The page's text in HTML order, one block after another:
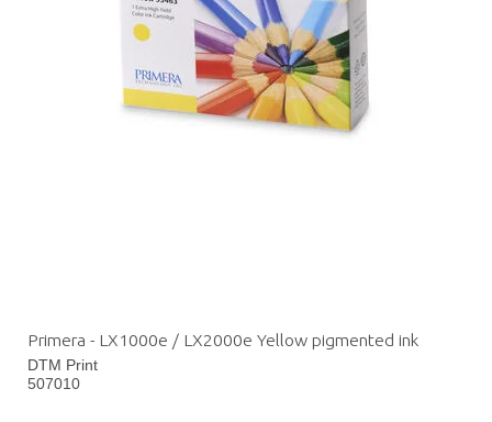
Primera - LX1000e / LX2000e Yellow pigmented ink
DTM Print
507010